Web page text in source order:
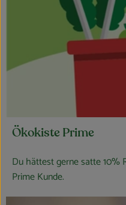
Ökokiste Prime
Du hättest gerne satte 10%
Prime Kunde.